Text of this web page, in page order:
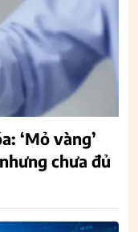
‘Mỏ vàng’
chưa đủ